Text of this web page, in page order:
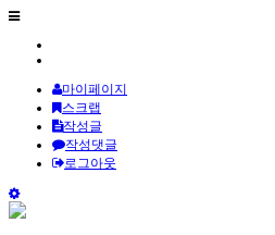
마이페이지
스크랩
작성글
작성댓글
로그아웃